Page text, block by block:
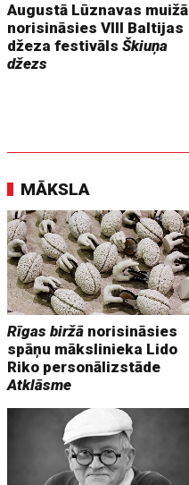
Augustā Lūznavas muižā
norisināsies VIII Baltijas
džeza festivālsŠkiuņa
džezs
MĀKSLA
Rīgas biržā norisināsies
spāņu mākslinieka Lido
Riko personālizstāde
Atklāsme